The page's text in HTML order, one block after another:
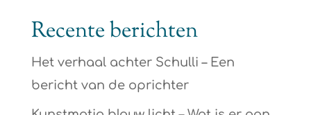
Recente berichten
Het verhaal achter Schulli – Een
bericht van de oprichter